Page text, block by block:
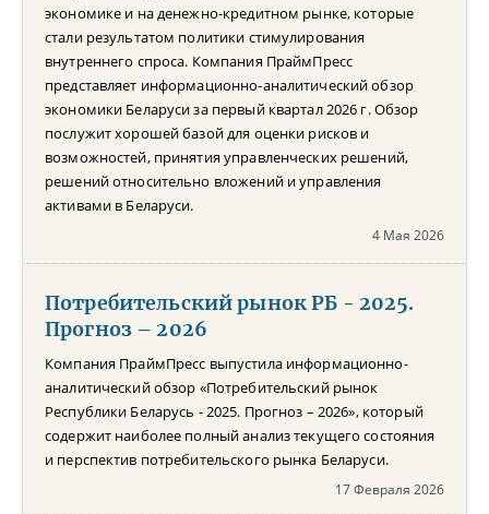
экономике и на денежно-кредитном рынке, которые
стали результатом политики стимулирования
внутреннего спроса. Компания ПраймПресс
представляет информационно-аналитический обзор
экономики Беларуси за первый квартал 2026 г. Обзор
послужит хорошей базой для оценки рисков и
возможностей, принятия управленческих решений,
решений относительно вложений и управления
активами в Беларуси.
4 Мая 2026
Потребительский рынок РБ - 2025.
Прогноз – 2026
Компания ПраймПресс выпустила информационно-
аналитический обзор «Потребительский рынок
Республики Беларусь - 2025. Прогноз – 2026», который
содержит наиболее полный анализ текущего состояния
и перспектив потребительского рынка Беларуси.
17 Февраля 2026